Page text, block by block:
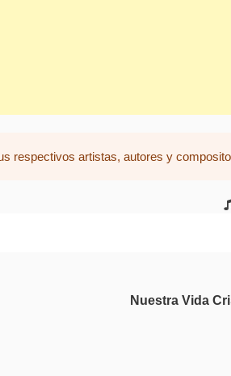
respectivos artistas, autores y
Nuestra Vida